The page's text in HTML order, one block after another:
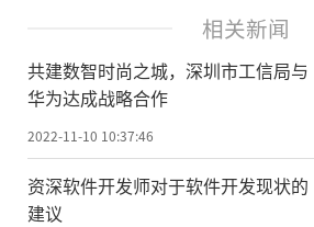
相关新闻
共建数智时尚之城，深圳市工信局与
华为达成战略合作
2022-11-10 10:37:46
资深软件开发师对于软件开发现状的
建议